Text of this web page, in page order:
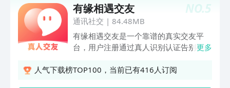
声音开启一段轻松的陪伴。-私密倾听空
间：专注的倾听环境，让对话更深入地触
及内心感受和日常生活分享。3. 快速匹
配，连线你想聊的人-智能实时推荐：系
统根据你的状态，优先为你匹配此刻同样
在线、希望即时连线的附近用户。-同城
约会，从聊天开始：流畅的匹配体验，让
NO.5
有缘相遇交友
通讯社交 | 84.48MB
有缘相遇交友是一个靠谱的真实交友平
台，用户注册通过真人识别认证告别机器
态，私聊交友在线沟通拉近彼此距离。这
更多
人气下载榜TOP100，当前已有416人订阅